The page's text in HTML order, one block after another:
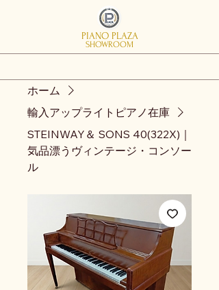
SHOWROOM
PIANO PLAZA
ホーム
輸入アップライトピアノ在庫
STEINWAY＆ SONS 40(322X)｜
気品漂うヴィンテージ・コンソー
ル